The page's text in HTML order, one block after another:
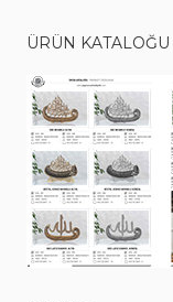
ÜRÜN KATALOĞU